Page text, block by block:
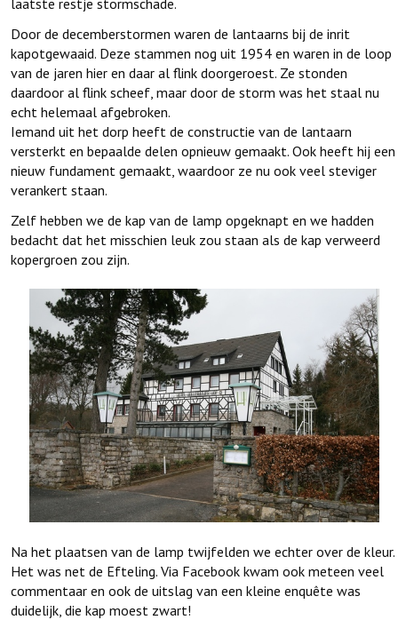
laatste restje stormschade.
Door de decemberstormen waren de lantaarns bij de inrit
kapotgewaaid. Deze stammen nog uit 1954 en waren in de loop
van de jaren hier en daar al flink doorgeroest. Ze stonden
daardoor al flink scheef, maar door de storm was het staal nu
echt helemaal afgebroken.
Iemand uit het dorp heeft de constructie van de lantaarn
versterkt en bepaalde delen opnieuw gemaakt. Ook heeft hij een
nieuw fundament gemaakt, waardoor ze nu ook veel steviger
verankert staan.
Zelf hebben we de kap van de lamp opgeknapt en we hadden
bedacht dat het misschien leuk zou staan als de kap verweerd
kopergroen zou zijn.
Na het plaatsen van de lamp twijfelden we echter over de kleur.
Het was net de Efteling. Via Facebook kwam ook meteen veel
commentaar en ook de uitslag van een kleine enquête was
duidelijk, die kap moest zwart!